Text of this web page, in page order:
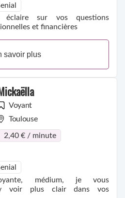
éclaire sur vos questions
et financières
savoir plus
Voyant
Toulouse
2,40 € / minute
médium, je vous
y voir plus clair dans vos